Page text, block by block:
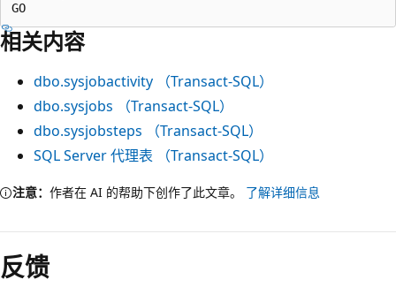
相关内容
dbo.sysjobactivity （Transact-SQL）
dbo.sysjobs （Transact-SQL）
dbo.sysjobsteps （Transact-SQL）
SQL Server 代理表 （Transact-SQL）
注意： 作者在 AI 的帮助下创作了此文章。 了解详细信息
反馈